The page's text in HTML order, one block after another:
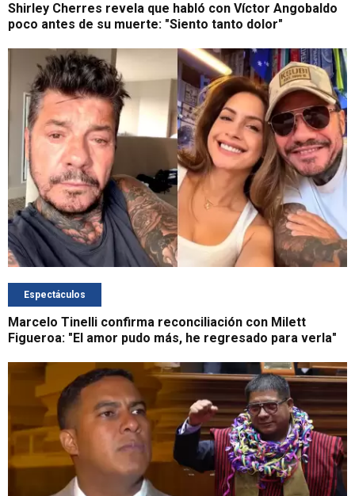
Shirley Cherres revela que habló con Víctor Angobaldo
poco antes de su muerte: "Siento tanto dolor"
Espectáculos
Marcelo Tinelli confirma reconciliación con Milett
Figueroa: "El amor pudo más, he regresado para verla"